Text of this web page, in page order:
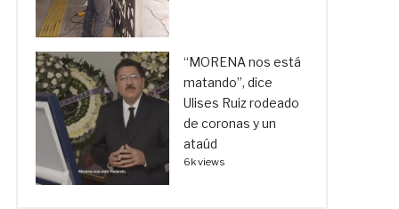
“MORENA nos está
matando”, dice
Ulises Ruiz rodeado
de coronas y un
ataúd
6k views